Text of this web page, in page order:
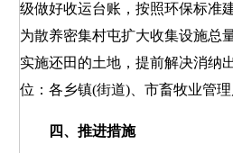
级做好收运台账，按照环保标准
为散养密集村屯扩大收集设施总
实施还田的土地，提前解决消纳
位：各乡镇(街道)、市畜牧业管
四、推进措施